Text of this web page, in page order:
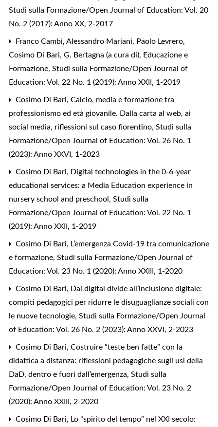
Studi sulla Formazione/Open Journal of Education: Vol. 20
No. 2 (2017): Anno XX, 2-2017
Franco Cambi, Alessandro Mariani, Paolo Levrero,
Cosimo Di Bari, G. Bertagna (a cura di), Educazione e
Formazione, Studi sulla Formazione/Open Journal of
Education: Vol. 22 No. 1 (2019): Anno XXII, 1-2019
Cosimo Di Bari, Calcio, media e formazione tra
professionismo ed età giovanile. Dalla carta al web, ai
social media, riflessioni sul caso fiorentino, Studi sulla
Formazione/Open Journal of Education: Vol. 26 No. 1
(2023): Anno XXVI, 1-2023
Cosimo Di Bari, Digital technologies in the 0-6-year
educational services: a Media Education experience in
nursery school and preschool, Studi sulla
Formazione/Open Journal of Education: Vol. 22 No. 1
(2019): Anno XXII, 1-2019
Cosimo Di Bari, L’emergenza Covid-19 tra comunicazione
e formazione, Studi sulla Formazione/Open Journal of
Education: Vol. 23 No. 1 (2020): Anno XXIII, 1-2020
Cosimo Di Bari, Dal digital divide all’inclusione digitale:
compiti pedagogici per ridurre le disuguaglianze sociali con
le nuove tecnologie, Studi sulla Formazione/Open Journal
of Education: Vol. 26 No. 2 (2023): Anno XXVI, 2-2023
Cosimo Di Bari, Costruire “teste ben fatte” con la
didattica a distanza: riflessioni pedagogiche sugli usi della
DaD, dentro e fuori dall’emergenza, Studi sulla
Formazione/Open Journal of Education: Vol. 23 No. 2
(2020): Anno XXIII, 2-2020
Cosimo Di Bari, Lo “spirito del tempo” nel XXI secolo: